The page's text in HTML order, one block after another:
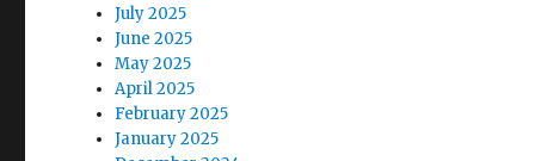
July 2025
June 2025
May 2025
April 2025
February 2025
January 2025